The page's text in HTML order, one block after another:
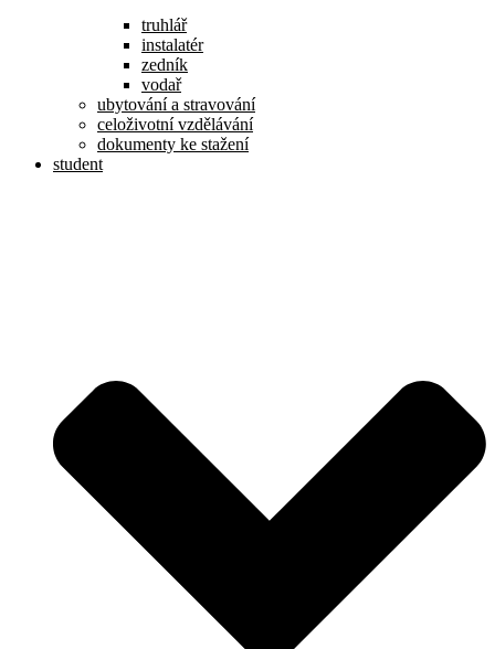
truhlář
instalatér
zedník
vodař
ubytování a stravování
celoživotní vzdělávání
dokumenty ke stažení
student